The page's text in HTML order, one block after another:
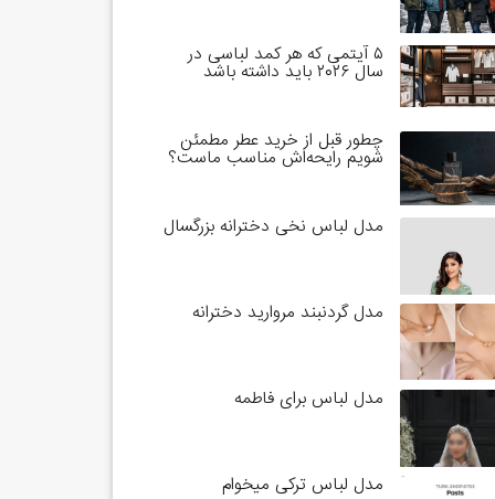
۵ آیتمی که هر کمد لباسی در
سال ۲۰۲۶ باید داشته باشد
چطور قبل از خرید عطر مطمئن
شویم رایحه‌اش مناسب ماست؟
مدل لباس نخی دخترانه بزرگسال
مدل گردنبند مروارید دخترانه
مدل لباس برای فاطمه
مدل لباس ترکی میخوام